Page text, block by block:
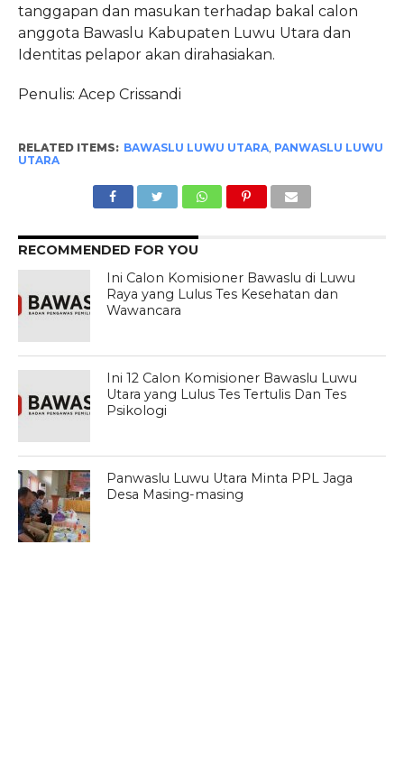
tanggapan dan masukan terhadap bakal calon
anggota Bawaslu Kabupaten Luwu Utara dan
Identitas pelapor akan dirahasiakan.
Penulis: Acep Crissandi
RELATED ITEMS: BAWASLU LUWU UTARA, PANWASLU LUWU
UTARA
RECOMMENDED FOR YOU
Ini Calon Komisioner Bawaslu di Luwu
Raya yang Lulus Tes Kesehatan dan
Wawancara
Ini 12 Calon Komisioner Bawaslu Luwu
Utara yang Lulus Tes Tertulis Dan Tes
Psikologi
Panwaslu Luwu Utara Minta PPL Jaga
Desa Masing-masing